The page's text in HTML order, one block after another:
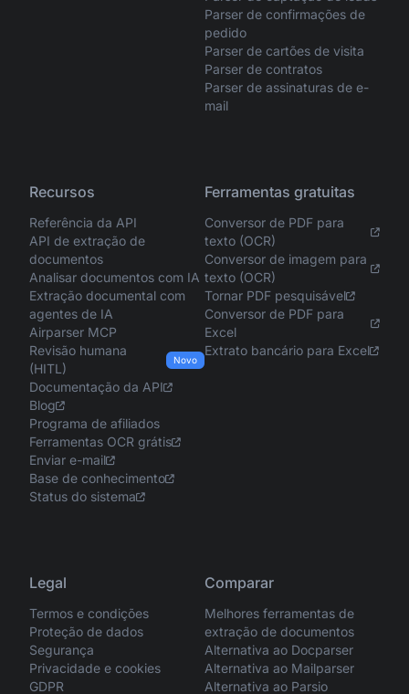
Parser de confirmações de
pedido
Parser de cartões de visita
Parser de contratos
Parser de assinaturas de e-
mail
Recursos
Referência da API
API de extração de
documentos
Analisar documentos com IA
Extração documental com
agentes de IA
Airparser MCP
Revisão humana
(HITL)
Novo
Documentação da API
Blog
Programa de afiliados
Ferramentas OCR grátis
Enviar e-mail
Base de conhecimento
Status do sistema
Ferramentas gratuitas
Conversor de PDF para
texto (OCR)
Conversor de imagem para
texto (OCR)
Tornar PDF pesquisável
Conversor de PDF para
Excel
Extrato bancário para Excel
Legal
Termos e condições
Proteção de dados
Segurança
Privacidade e cookies
GDPR
Comparar
Melhores ferramentas de
extração de documentos
Alternativa ao Docparser
Alternativa ao Mailparser
Alternativa ao Parsio